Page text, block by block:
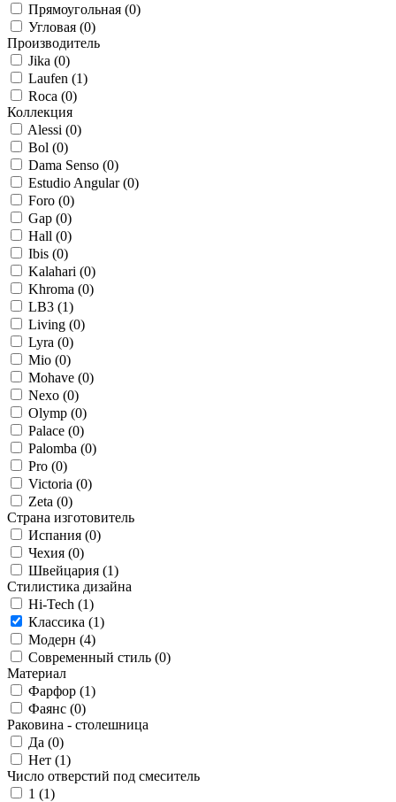
Прямоугольная (0)
Угловая (0)
Производитель
Jika (0)
Laufen (1)
Roca (0)
Коллекция
Alessi (0)
Bol (0)
Dama Senso (0)
Estudio Angular (0)
Foro (0)
Gap (0)
Hall (0)
Ibis (0)
Kalahari (0)
Khroma (0)
LB3 (1)
Living (0)
Lyra (0)
Mio (0)
Mohave (0)
Nexo (0)
Olymp (0)
Palace (0)
Palomba (0)
Pro (0)
Victoria (0)
Zeta (0)
Страна изготовитель
Испания (0)
Чехия (0)
Швейцария (1)
Стилистика дизайна
Hi-Tech (1)
Классика (1)
Модерн (4)
Современный стиль (0)
Материал
Фарфор (1)
Фаянс (0)
Раковина - столешница
Да (0)
Нет (1)
Число отверстий под смеситель
1 (1)